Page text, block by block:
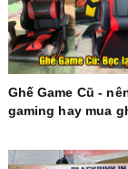
Ghế Game Cũ -
gaming hay mua